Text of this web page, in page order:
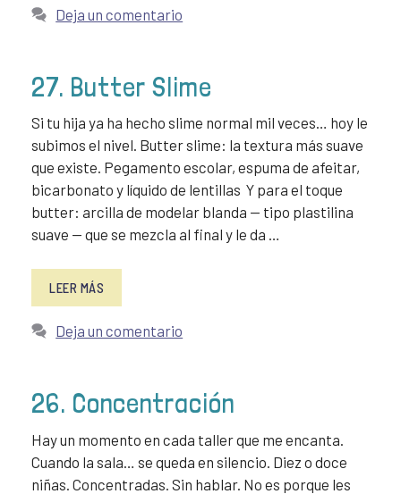
Deja un comentario
27. Butter Slime
Si tu hija ya ha hecho slime normal mil veces… hoy le
subimos el nivel. Butter slime: la textura más suave
que existe. Pegamento escolar, espuma de afeitar,
bicarbonato y líquido de lentillas Y para el toque
butter: arcilla de modelar blanda — tipo plastilina
suave — que se mezcla al final y le da …
LEER MÁS
Deja un comentario
26. Concentración
Hay un momento en cada taller que me encanta.
Cuando la sala… se queda en silencio. Diez o doce
niñas. Concentradas. Sin hablar. No es porque les